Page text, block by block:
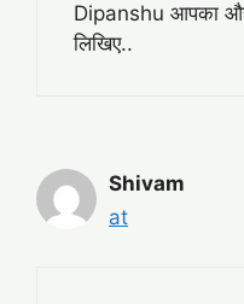
Dipanshu आपका और
लिखिए..
Shivam
at